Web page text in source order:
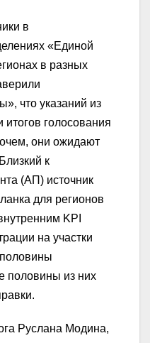
в
«Единой
в разных
что указаний из
голосования
они ожидают
к
(АП) источник
для регионов
KPI
на участки
половины из них
Руслана Модина,